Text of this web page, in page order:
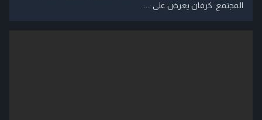
المجتمع. كرفان يعرض على ....